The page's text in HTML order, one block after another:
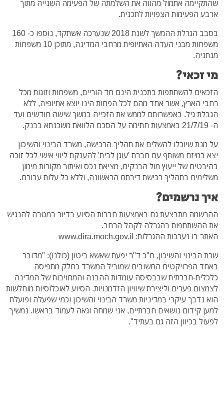
שהתקיימה אתמול מהווה את השלמתה של הפעימה השנייה מתוך
ארבע הפעימות הצפויות לתכנית.
בסבב הגרלת ההמשך לשנת 2018 שנערכה אשתקד, נוספו כ- 160
משפחות מבני העדה האתיופית מרחבי המדינה, מתוכן 10 משפחות
מנתניה.
מי זכאי?
הזכאים להשתתפות בתכנית הינם חד הוריים, משפחות וזוגות מכל
רחבי הארץ, אשר אחד מהם לכל הפחות הינו יוצא אתיופיה, ללא
הגבלת גיל. באפשרותם לממש את הזכייה במשך שישה חודשים ועד
ה- 21/7/19 באמצעות חתימה על הסכם הלוואת משכנתא בבנק.
על מנת שיוכלו להשלים את תהליך הרכישה, משרד הבינוי והשיכון
יצא במיזם משותף עם חברת 'עוגן לבית' להענקת ליווי אישי לכל זוכה
בהיבטים של ייעוץ מול הבנקים, מציאת נכס ואיתור מקורות מימון
משלימים בתהליך רכישת דירתם הראשונה, וללא כל עלות עבורם.
איך נרשמים?
ההרשמה מתבצעת גם באמצעות חברות הסיוע בדיור במטרה להנגיש
את ההשתתפות בהגרלה לקהל הרחב.
האתר בו נערכות ההגרלות: www.dira.moch.gov.il
שרת הבינוי והשיכון, ח"כ ד"ר יפעת שאשא ביטון (כולנו): "מדובר
באחד הפרויקטים החשובים שמוביל המשרד כחלק מתפיסה
כלכלית-חברתית שבבסיסה עומדות ההבנה והמחויבות של המדינה
לצמצום פערים וליצירת שיוויון הזדמנויות. הסיוע לאוכלוסיות מוחלשות
הוא נדבך עיקרי במדיניות משרד הבינוי והשיכון וכמי שפעלה ופועלת
למען קידום נושאים חברתיים, אני שמחה וגאה לעמוד בראשו. נמשיך
לפעול בכיוון הזה גם בעתיד".